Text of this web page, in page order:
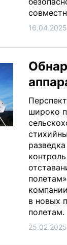
16.04.2025
широко
в новых
полетам.
25.02.2025